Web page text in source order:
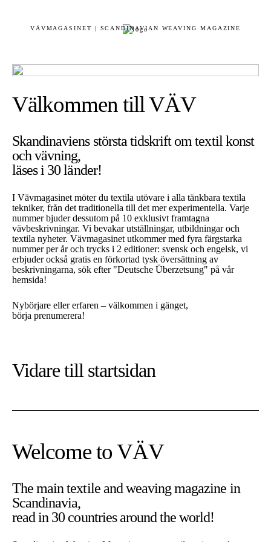
VÄVMAGASINET | SCANDINAVIAN WEAVING MAGAZINE
Välkommen till VÄV
Skandinaviens största tidskrift om textil konst
och vävning,
läses i 30 länder!
I Vävmagasinet möter du textila utövare i alla tänkbara textila
tekniker, från det traditionella till det mer experimentella. Varje
nummer bjuder dessutom på 10 exklusivt framtagna
vävbeskrivningar. Vi bevakar utställningar, utbildningar och
textila nyheter. Vävmagasinet utkommer med fyra färgstarka
nummer per år och trycks i 2 editioner: svensk och engelsk, vi
erbjuder också gratis en förkortad tysk översättning av
beskrivningarna, sök efter "Deutsche Überzetsung" på vår
hemsida!
Nybörjare eller erfaren – välkommen i gänget,
börja prenumerera!
Vidare till startsidan
Welcome to VÄV
The main textile and weaving magazine in
Scandinavia,
read in 30 countries around the world!
På denna sajt använder vi cookies. Cookies är nödvändiga för
att sajten ska fungera som tänkt.